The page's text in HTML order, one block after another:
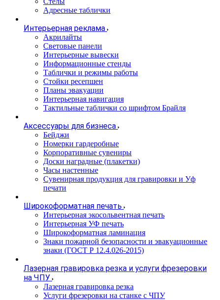
Адресные таблички
Интерьерная реклама
Акрилайты
Световые панели
Интерьерные вывески
Информационные стенды
Таблички и режимы работы
Стойки ресепшен
Планы эвакуации
Интерьерная навигация
Тактильные таблички со шрифтом Брайля
Аксессуары для бизнеса
Бейджи
Номерки гардеробные
Корпоративные сувениры
Доски наградные (плакетки)
Часы настенные
Сувенирная продукция для гравировки и Уф
печати
Широкоформатная печать
Интерьерная экосольвентная печать
Интерьерная УФ печать
Широкоформатная ламинация
Знаки пожарной безопасности и эвакуационные
знаки (ГОСТ Р 12.4.026-2015)
Лазерная гравировка резка и услуги фрезеровки
на ЧПУ
Лазерная гравировка резка
Услуги фрезеровки на станке с ЧПУ